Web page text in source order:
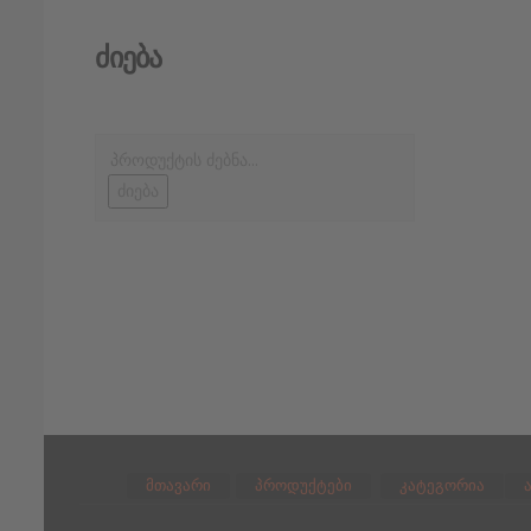
Ძიება
მთავარი პროდუქტები კატეგორია